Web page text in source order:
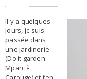
Il y a quelques
jours, je suis
passée dans
une jardinerie
(Do it garden
Mparc à
Carouge) et j’en